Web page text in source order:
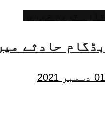
بڈگام حادثے
01 دسمبر 2021